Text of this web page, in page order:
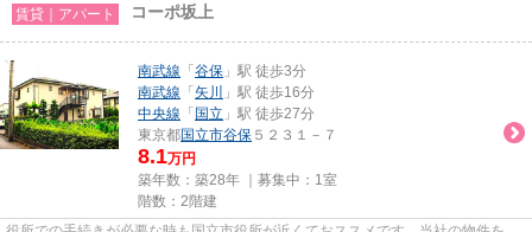
賃貸｜アパート コーポ坂上
南武線 「 谷保 」駅 徒歩3分
南武線 「 矢川
」駅 徒歩16分
中央線 「 国立 」駅 徒歩27分
東京都国立市谷保 ５２３１－７
8.1万円
築年数：築28年 ｜募集中： 1室
階数：2階建